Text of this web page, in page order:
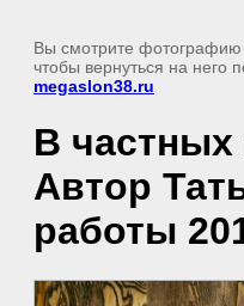
Вы смотрите фотографию
чтобы вернуться на него
megaslon38.ru
В частных
Автор
работы